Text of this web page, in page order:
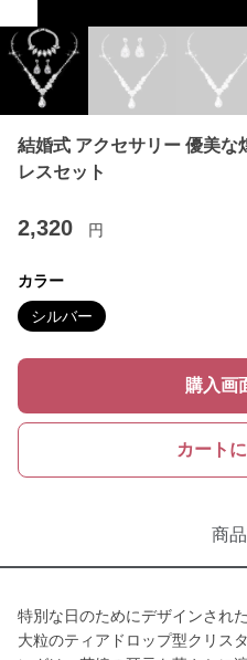
結婚式 アクセサリー 優美な
レスセット
2,320 円
カラー
シルバー
購入画
カート
商
特別な日のためにデザインされ
大粒のティアドロップ型クリス